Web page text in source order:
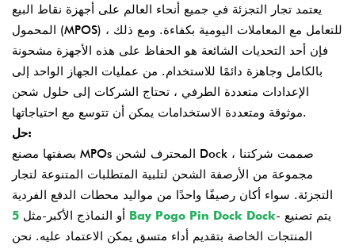
يعتمد تجار التجزئة في جميع أنحاء العالم على أجهزة نقاط البيع
المحمول (MPOS) للتعامل مع المعاملات اليومية بكفاءة. ومع ذلك ،
فإن أحد التحديات الشائعة هو الحفاظ على هذه الأجهزة مشحونة
بالكامل وجاهزة دائمًا للاستخدام. من عمليات الجهاز الواحد إلى
الإعدادات متعددة الطرفي ، تحتاج الشركات إلى حلول شحن
موثوقة ومتعددة الاستخدامات يمكن أن تتوسع مع احتياجاتها.
حل:
بصفتها مصنع MPOs المحترف لشحن Dock ، صممت شركتنا
مجموعة من الأرصفة الشحن لتلبية المتطلبات المتنوعة لتجار
التجزئة. سواء أكان رصيفًا واحدًا من مواليد محطات الدفع الفردية
أو النماذج الأكبر-مثل
5 Bay Pogo Pin Dock Dock- يتم تصنيع
المنتجات الخاصة بتقديم أداء متسق يمكن الاعتماد عليه. نحن